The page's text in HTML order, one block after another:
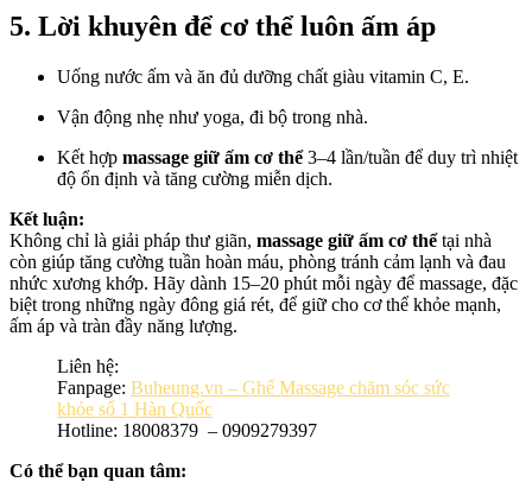
5. Lời khuyên để cơ thể luôn ấm áp
Uống nước ấm và ăn đủ dưỡng chất giàu vitamin C, E.
Vận động nhẹ như yoga, đi bộ trong nhà.
Kết hợp massage giữ ấm cơ thể3–4 lần/tuần để duy trì nhiệt
độ ổn định và tăng cường miễn dịch.
Kết luận:
Không chỉ là giải pháp thư giãn, massage giữ ấm cơ thểtại nhà
còn giúp tăng cường tuần hoàn máu, phòng tránh cảm lạnh và đau
nhức xương khớp. Hãy dành 15–20 phút mỗi ngày để massage, đặc
biệt trong những ngày đông giá rét, để giữ cho cơ thể khỏe mạnh,
ấm áp và tràn đầy năng lượng.
Liên hệ:
Fanpage: Buheung.vn – Ghế Massage chăm sóc sức
khỏe số 1 Hàn Quốc
Hotline: 18008379 – 0909279397
Có thể bạn quan tâm: